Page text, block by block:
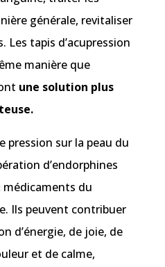
générale, revitaliser
Les tapis d’acupression
manière que
une solution plus
pression sur la peau du
d’endorphines
médicaments du
Ils peuvent contribuer
d’énergie, de joie, de
et de calme,